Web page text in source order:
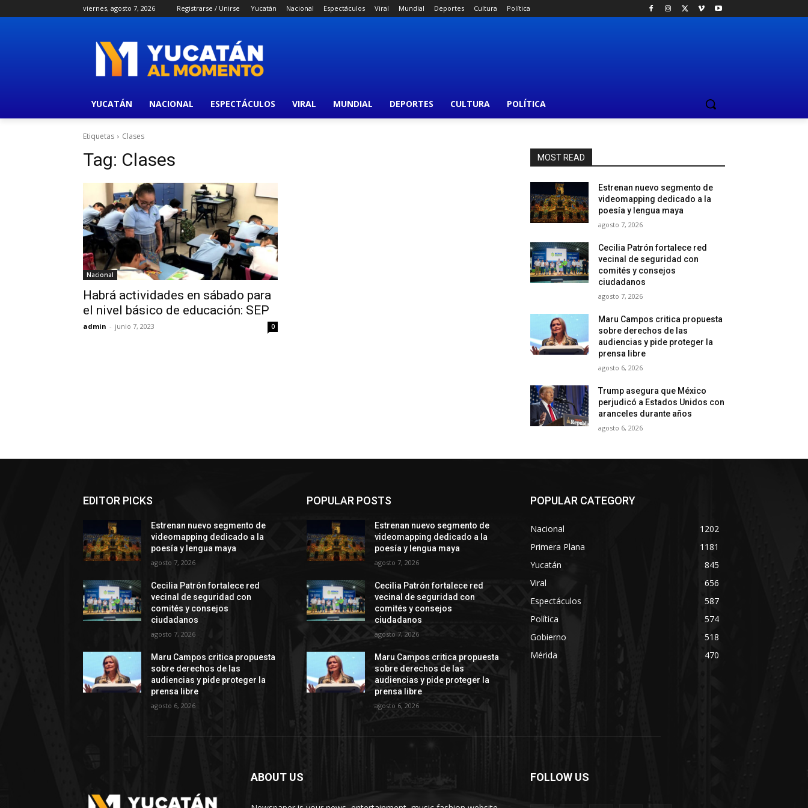
viernes, agosto 7, 2026 Registrarse / Unirse Yucatán Nacional Espectáculos Viral Mundial Deportes Cultura Política
YUCATÁN NACIONAL ESPECTÁCULOS VIRAL MUNDIAL DEPORTES CULTURA POLÍTICA
Etiquetas Clases
Tag: Clases
Nacional
Habrá actividades en sábado para
el nivel básico de educación: SEP
admin - junio 7, 2023 0
MOST READ
Estrenan nuevo segmento de
videomapping dedicado a la
poesía y lengua maya
agosto 7, 2026
Cecilia Patrón fortalece red
vecinal de seguridad con
comités y consejos
ciudadanos
agosto 7, 2026
Maru Campos critica propuesta
sobre derechos de las
audiencias y pide proteger la
prensa libre
agosto 6, 2026
Trump asegura que México
perjudicó a Estados Unidos con
aranceles durante años
agosto 6, 2026
EDITOR PICKS
Estrenan nuevo segmento de
videomapping dedicado a la
poesía y lengua maya
agosto 7, 2026
Cecilia Patrón fortalece red
vecinal de seguridad con
comités y consejos
ciudadanos
agosto 7, 2026
Maru Campos critica propuesta
sobre derechos de las
audiencias y pide proteger la
prensa libre
agosto 6, 2026
POPULAR POSTS
Estrenan nuevo segmento de
videomapping dedicado a la
poesía y lengua maya
agosto 7, 2026
Cecilia Patrón fortalece red
vecinal de seguridad con
comités y consejos
ciudadanos
agosto 7, 2026
Maru Campos critica propuesta
sobre derechos de las
audiencias y pide proteger la
prensa libre
agosto 6, 2026
POPULAR CATEGORY
Nacional
1202
Primera Plana
1181
Yucatán
845
Viral
656
Espectáculos
587
Política
574
Gobierno
518
Mérida
470
ABOUT US FOLLOW US